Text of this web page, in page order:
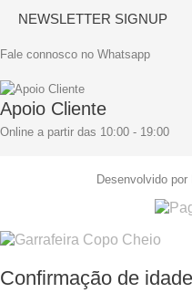
NEWSLETTER SIGNUP
Fale connosco no Whatsapp
Apoio Cliente
Online a partir das 10:00 - 19:00
Desenvolvido
Confirmação de idade